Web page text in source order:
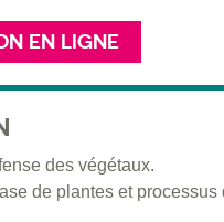
EN LIGNE
des végétaux.
de plantes et processus